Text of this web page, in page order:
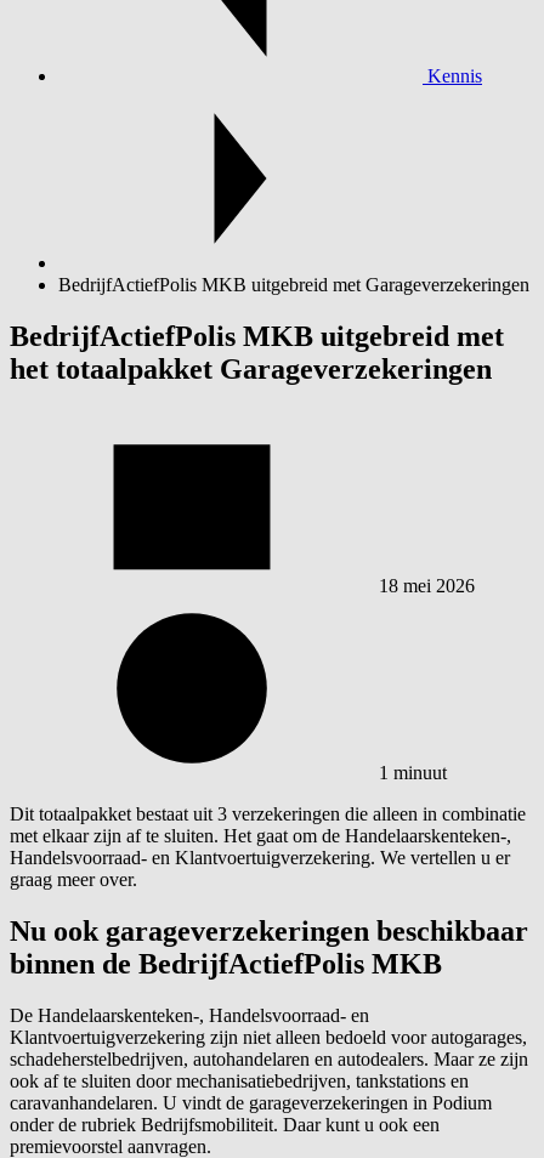
Kennis
BedrijfActiefPolis MKB uitgebreid met Garageverzekeringen
BedrijfActiefPolis MKB uitgebreid met
het totaalpakket Garageverzekeringen
18 mei 2026
1 minuut
Dit totaalpakket bestaat uit 3 verzekeringen die alleen in combinatie
met elkaar zijn af te sluiten. Het gaat om de Handelaarskenteken-,
Handelsvoorraad- en Klantvoertuigverzekering. We vertellen u er
graag meer over.
Nu ook garageverzekeringen beschikbaar
binnen de BedrijfActiefPolis MKB
De Handelaarskenteken-, Handelsvoorraad- en
Klantvoertuigverzekering zijn niet alleen bedoeld voor autogarages,
schadeherstelbedrijven, autohandelaren en autodealers. Maar ze zijn
ook af te sluiten door mechanisatiebedrijven, tankstations en
caravanhandelaren. U vindt de garageverzekeringen in Podium
onder de rubriek Bedrijfsmobiliteit. Daar kunt u ook een
premievoorstel aanvragen.